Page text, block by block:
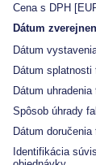
Cena s DPH
Dátum
Dátum
Dátum splatnosti
Dátum uhradenia
Spôsob úhrady
Dátum doručenia
Identifikácia